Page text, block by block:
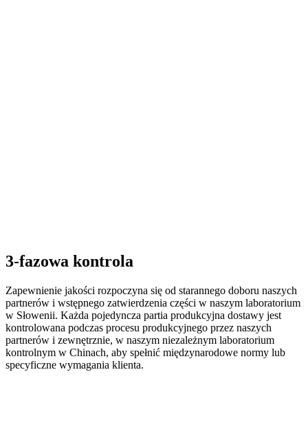
3-fazowa kontrola
Zapewnienie jakości rozpoczyna się od starannego doboru naszych
partnerów i wstępnego zatwierdzenia części w naszym laboratorium
w Słowenii. Każda pojedyncza partia produkcyjna dostawy jest
kontrolowana podczas procesu produkcyjnego przez naszych
partnerów i zewnętrznie, w naszym niezależnym laboratorium
kontrolnym w Chinach, aby spełnić międzynarodowe normy lub
specyficzne wymagania klienta.